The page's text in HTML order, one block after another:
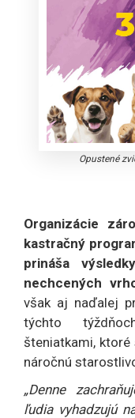
Opustené
Organizácie
kastračný
prináša
nechcených
však aj naďalej
týchto
šteniatkami, ktoré
náročnú
„Denne
ľudia vyhadzujú